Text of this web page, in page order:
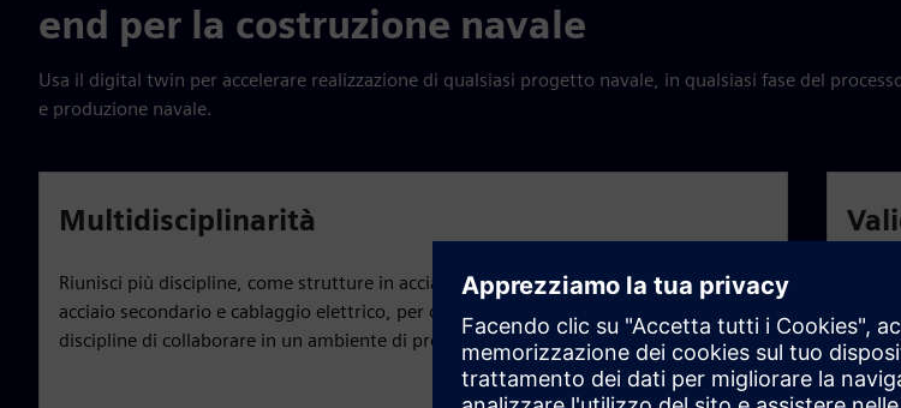
end per la costruzione navale
Usa il digital twin per accelerare realizzazione di qualsiasi progetto navale, in qualsiasi fase del
e produzione navale.
Multidisciplinarità
Riunisci più discipline, come strutture in acciaio, macchinari, tubazioni, HVAC,
acciaio secondario e cablaggio elettrico, per consentire agli utenti di queste
discipline di collaborare in un ambiente di progettazione condiviso.
fasi
di